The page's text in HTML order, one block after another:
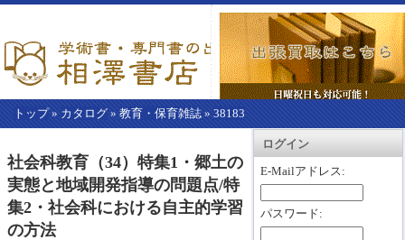
トップ» カタログ » 教育・保育雑誌 » 38183
カートを見る
ログイン
E-Mailアドレス:
パスワード:
こ
か
ら
本
文】
社会科教育（34）特集1・郷土の
実態と地域開発指導の問題点/特
集2・社会科における自主的学習
の方法